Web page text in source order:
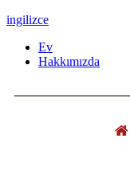
ingilizce
Ev
Hakkımızda